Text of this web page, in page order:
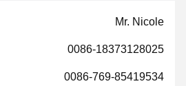
Mr. Nicole
0086-18373128025
0086-769-85419534